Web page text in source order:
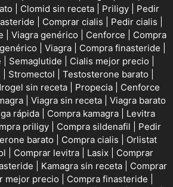
Clomid sin receta Priligy
Pedir
Comprar cialis Pedir cialis
Viagra genérico Cenforce
Compra
Viagra| Compra finasteride
Semaglutide Cialis mejor precio
Stromectol Testosterone barato
sin receta Propecia
Cenforce
Viagra sin receta
Viagra barato
rápida Compra kamagra
Levitra
priligy Compra sildenafil
Pedir
barato Compra cialis
Orlistat
Comprar levitra Lasix
Comprar
Kamagra sin receta
Comprar
mejor precio Compra finasteride